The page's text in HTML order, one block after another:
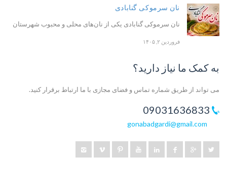
نان سرموکی گنابادی
نان سرموکی گنابادی یکی از نان‌های محلی و محبوب شهرستان
فروردین ۲, ۱۴۰۵
به کمک ما نیاز دارید؟
می تواند از طریق شماره تماس و فضای مجازی با ما ارتباط برقرار کنید.
gonabadgardi@gmail.com